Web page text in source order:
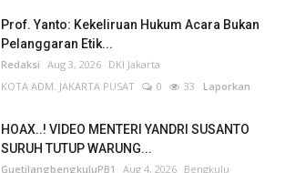
Prof. Yanto: Kekeliruan Hukum Acara Bukan
Pelanggaran Etik...
Redaksi Aug 3, 2026 DKI Jakarta
KOTA ADM. JAKARTA PUSAT
0 33 Laporkan
HOAX..! VIDEO MENTERI YANDRI SUSANTO
SURUH TUTUP WARUNG...
GuetilangbengkuluPB1 Aug 4, 2026 Bengkulu